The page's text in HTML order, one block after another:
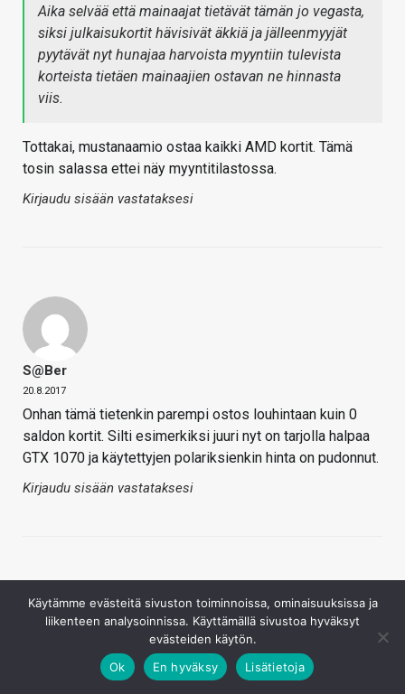
Aika selvää että mainaajat tietävät tämän jo vegasta,
siksi julkaisukortit hävisivät äkkiä ja jälleenmyyjät
pyytävät nyt hunajaa harvoista myyntiin tulevista
korteista tietäen mainaajien ostavan ne hinnasta
viis.
Tottakai, mustanaamio ostaa kaikki AMD kortit. Tämä
tosin salassa ettei näy myyntitilastossa.
Kirjaudu sisään vastataksesi
S@ber
20.8.2017
Onhan tämä tietenkin parempi ostos louhintaan kuin 0
saldon kortit. Silti esimerkiksi juuri nyt on tarjolla halpaa
GTX 1070 ja käytettyjen polariksienkin hinta on pudonnut.
Kirjaudu sisään vastataksesi
Käytämme evästeitä sivuston toiminnoissa, ominaisuuksissa ja
liikenteen analysoinnissa. Käyttämällä sivustoa hyväksyt
evästeiden käytön.
Ok
En hyväksy Lisätietoja